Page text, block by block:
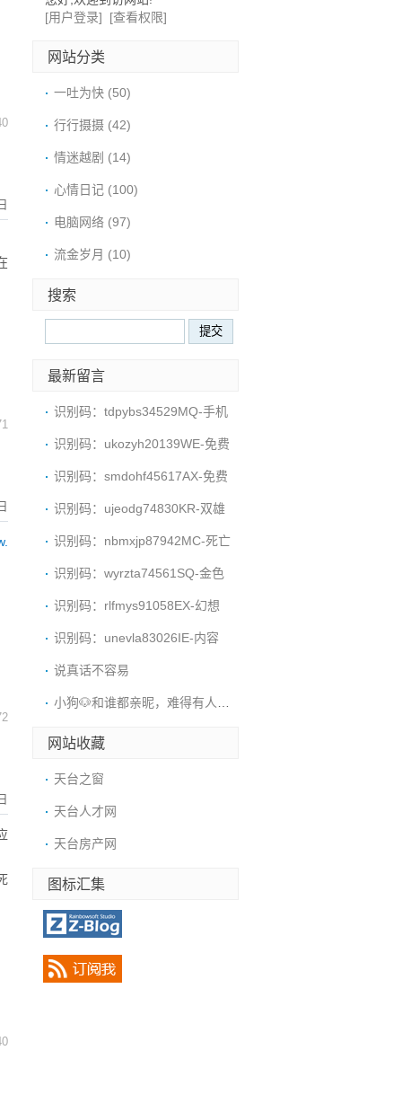
[用户登录]
[查看权限]
网站分类
一吐为快 (50)
行行摄摄 (42)
情迷越剧 (14)
心情日记 (100)
电脑网络 (97)
流金岁月 (10)
搜索
最新留言
识别码：tdpybs34529MQ-手机
识别码：ukozyh20139WE-免费
识别码：smdohf45617AX-免费
识别码：ujeodg74830KR-双雄
识别码：nbmxjp87942MC-死亡
识别码：wyrzta74561SQ-金色
识别码：rlfmys91058EX-幻想
识别码：unevla83026IE-内容
说真话不容易
网站收藏
天台之窗
天台人才网
天台房产网
图标汇集